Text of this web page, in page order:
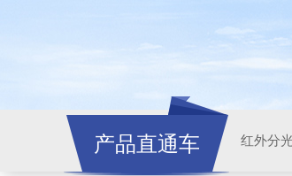
产品直通车 红外分